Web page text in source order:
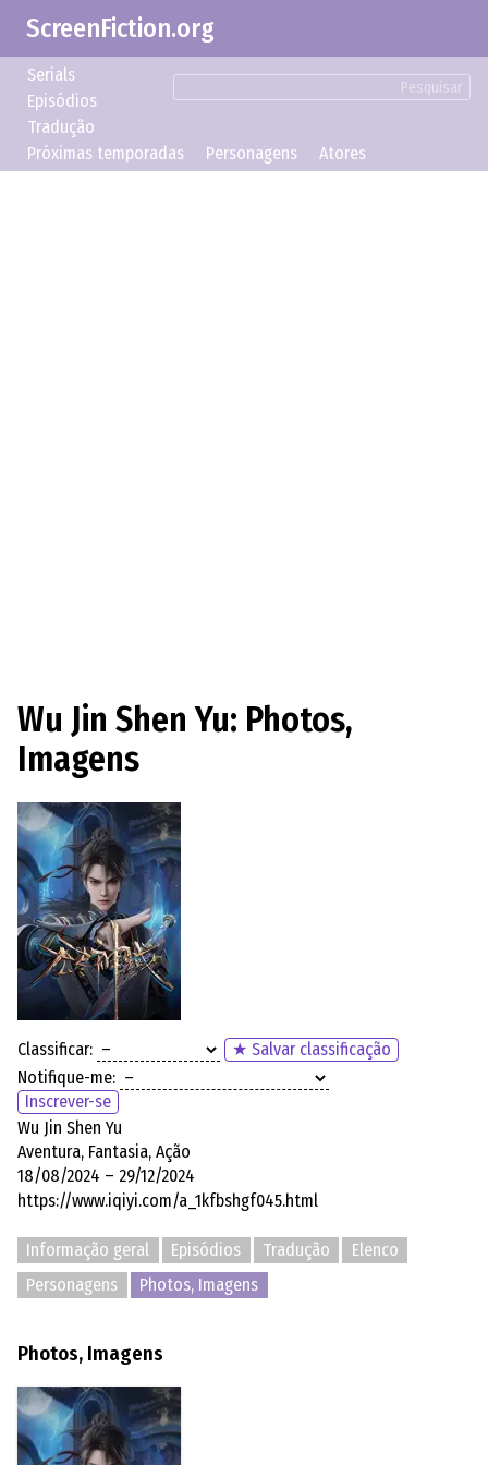
ScreenFiction.org
Pesquisar
Serials
Episódios
Tradução
Próximas temporadas
Personagens Atores
Wu Jin Shen Yu: Photos,
Imagens
Classificar:
★ Salvar classificação
Notifique-me:
Inscrever-se
Wu Jin Shen Yu
Aventura, Fantasia, Ação
18/08/2024 – 29/12/2024
https://www.iqiyi.com/a_1kfbshgf045.html
Informação geral Episódios Tradução
Elenco
Personagens
Photos, Imagens
Photos, Imagens